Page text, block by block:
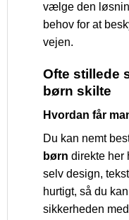
vælge den
behov for at
vejen.
Ofte stillede
børn skilte
Hvordan får
Du kan nemt
børn direkte her
selv design,
hurtigt, så du
sikkerheden